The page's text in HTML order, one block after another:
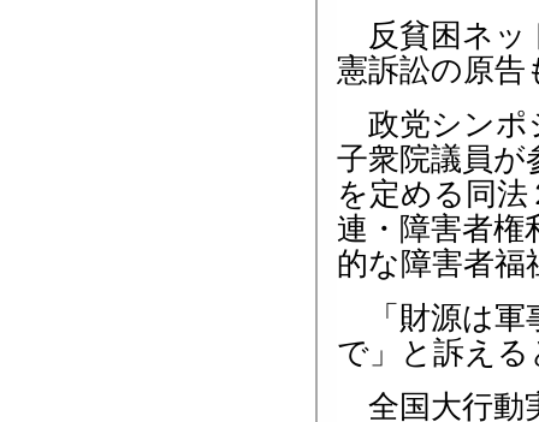
反貧困ネッ
憲訴訟の原告
政党シンポ
子衆院議員が
を定める同
連・障害者権
的な障害者福
「財源は軍
で」と訴え
全国大行動